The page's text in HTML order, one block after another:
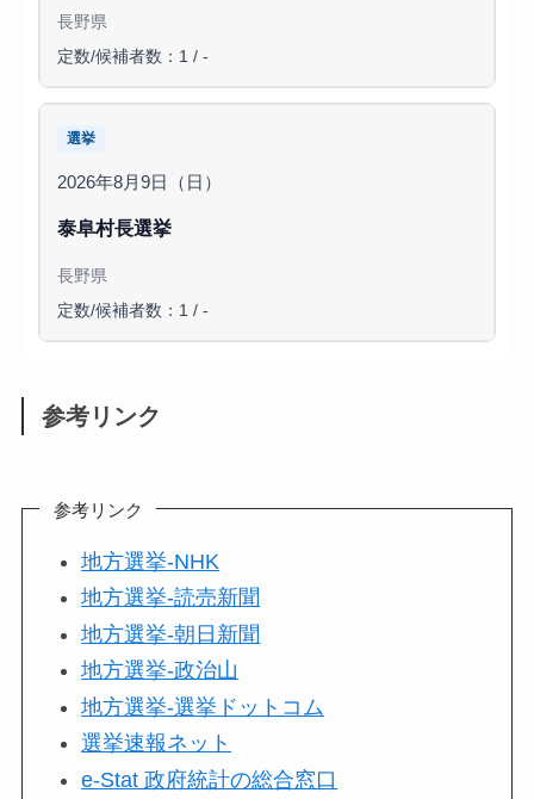
長野県
定数/候補者数：1 / -
選挙
2026年8月9日（日）
泰阜村長選挙
長野県
定数/候補者数：1 / -
参考リンク
参考リンク
地方選挙-NHK
地方選挙-読売新聞
地方選挙-朝日新聞
地方選挙-政治山
地方選挙-選挙ドットコム
選挙速報ネット
e-Stat 政府統計の総合窓口